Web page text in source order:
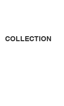
COLLECTION